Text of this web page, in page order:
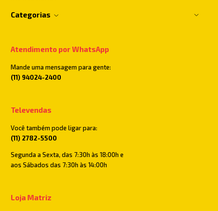
Categorias
Atendimento por WhatsApp
Mande uma mensagem para gente:
(11) 94024-2400
Televendas
Você também pode ligar para:
(11) 2782-5500
Segunda a Sexta, das 7:30h às 18:00h e
aos Sábados das 7:30h às 14:00h
Loja Matriz